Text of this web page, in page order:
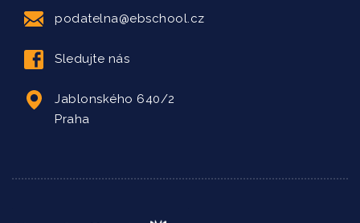
podatelna@ebschool.cz
Sledujte nás
Jablonského 640/2
Praha